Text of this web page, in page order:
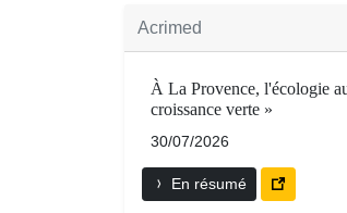
Acrimed
À La Provence, l'écologie
croissance verte »
30/07/2026
En résumé